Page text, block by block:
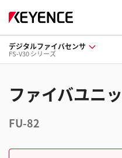
デジタルファイバセンサ
FS-V30 シリーズ
ファイバユニ
FU-82